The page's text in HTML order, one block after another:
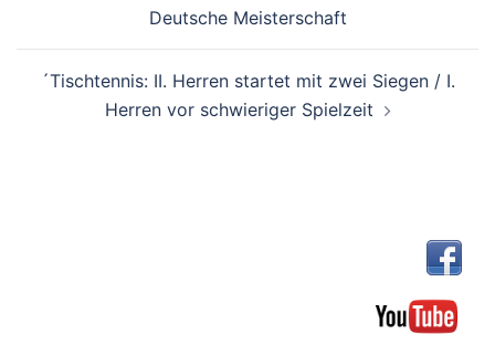
Deutsche Meisterschaft
´Tischtennis: II. Herren startet mit zwei Siegen / I.
Herren vor schwieriger Spielzeit